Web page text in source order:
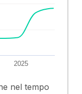
2025
nel tempo